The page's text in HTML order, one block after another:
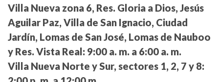
Villa Nueva zona 6, Res. Gloria a Dios, Jesús
Aguilar Paz, Villa de San Ignacio, Ciudad
Jardín, Lomas de San José, Lomas de Nauboo
y Res. Vista Real: 9:00 a. m. a 6:00 a. m.
Villa Nueva Norte y Sur, sectores 1, 2, 7 y 8: